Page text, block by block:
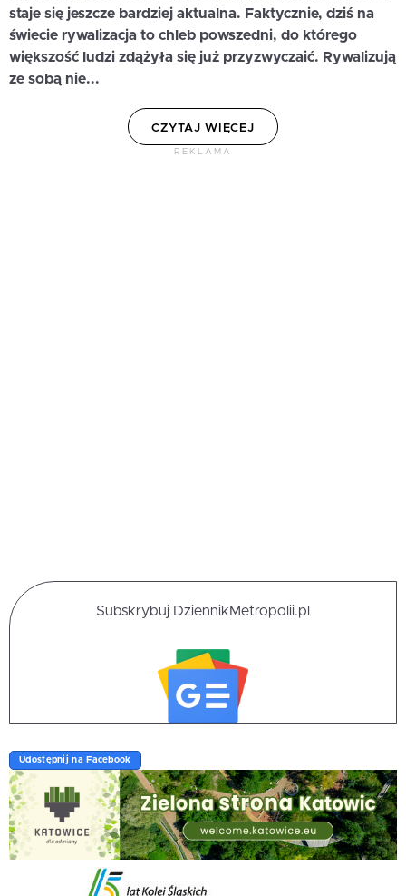
staje się jeszcze bardziej aktualna. Faktycznie, dziś na
świecie rywalizacja to chleb powszedni, do którego
większość ludzi zdążyła się już przyzwyczaić. Rywalizują
ze sobą nie...
CZYTAJ WIĘCEJ
REKLAMA
Subskrybuj DziennikMetropolii.pl
Udostępnij na Facebook